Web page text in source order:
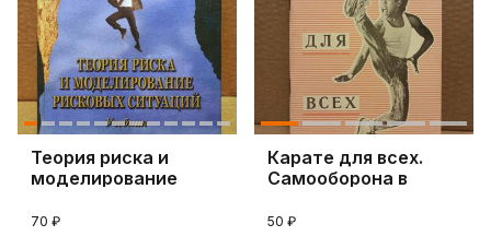
Теория риска и
моделирование
70 ₽
Карате для всех.
Самооборона в
50 ₽